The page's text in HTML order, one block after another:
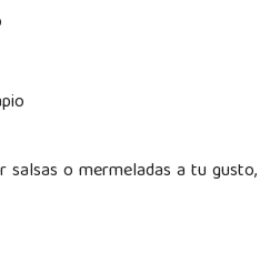
salsas o mermeladas a tu gusto,